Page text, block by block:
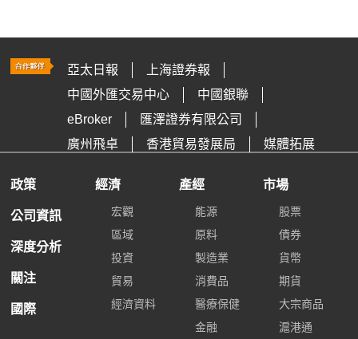
亞太日報
上海證券報
中國外匯交易中心
中國銀聯
eBroker
匯澤證券有限公司
廣州飛卓
香港貿易發展局 媒體拓展
政策
公司資訊
深度分析
關注
國際
經濟
宏觀
區域
投資
貿易
經濟資料
產經
能源
原料
製造業
消費品
醫療保健
金融
市場
股票
債券
貨幣
期貨
大宗商品
滬港通